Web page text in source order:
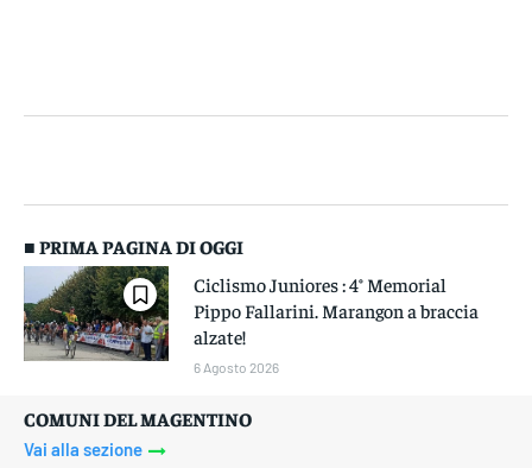
■ PRIMA PAGINA DI OGGI
Ciclismo Juniores : 4° Memorial
Pippo Fallarini. Marangon a braccia
alzate!
6 Agosto 2026
COMUNI DEL MAGENTINO
Vai alla sezione